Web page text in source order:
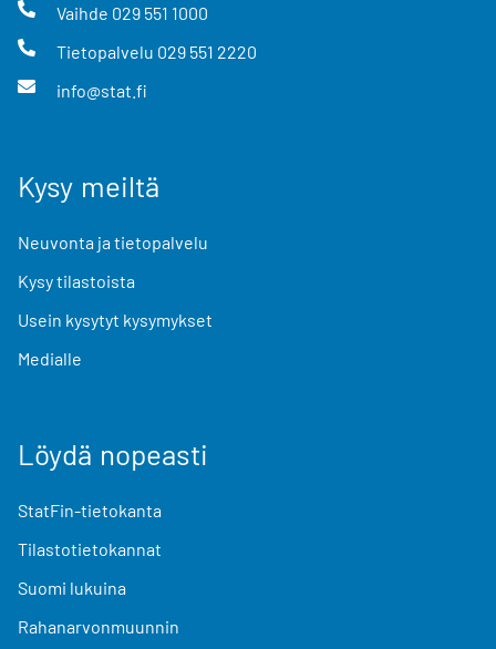
Vaihde 029 551 1000
Tietopalvelu 029 551 2220
info@stat.fi
Kysy meiltä
Neuvonta ja tietopalvelu
Kysy tilastoista
Usein kysytyt kysymykset
Medialle
Löydä nopeasti
StatFin-tietokanta
Tilastotietokannat
Suomi lukuina
Rahanarvonmuunnin